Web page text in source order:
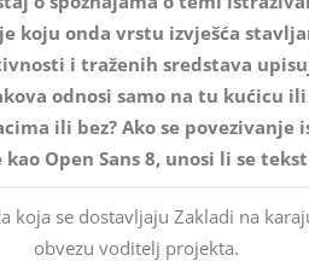
koju onda vrstu izvješća
i traženih sredstava
odnosi samo na tu
ili bez? Ako se
Open Sans 8, unosi li se tekst
se dostavljaju Zakladi na
obvezu voditelj projekta.